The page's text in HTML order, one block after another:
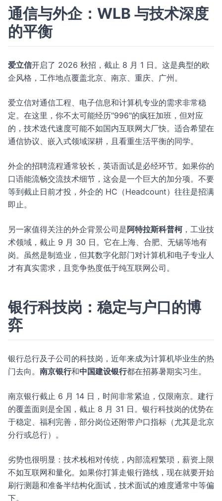
通信与外企：WLB 与技术深度
的平衡
爱立信开启了 2026 秋招，截止 8 月 1 日。这是典型的欧
企风格，工作地点覆盖北京、南京、重庆、广州。
爱立信对通信工程、电子信息和计算机专业的需求非常稳
定。在这里，你不太可能经历"996"的疯狂加班，但对应
的，技术迭代速度可能不如国内互联网大厂快。适合希望在
通信协议、嵌入式领域深耕，且看重生活平衡的同学。
外企的招聘流程通常较长，英语面试是必经环节。如果你的
口语能流畅交流技术细节，这会是一个巨大的加分项。不要
等到截止日前才投，外企的 HC（Headcount）往往是招满
即止。
另一家值得关注的外企背景公司是阿特拉斯科普柯，工业技
术领域，截止 9 月 30 日。它在上海、合肥、无锡等地有
岗。虽然是制造业，但其数字化部门对计算机和电子专业人
才有真实需求，且竞争热度低于纯互联网公司。
银行科技岗：稳定与户口的博
弈
银行总行及子公司的科技岗，近年来成为计算机毕业生的热
门去向。 南京银行和中国建设银行都在招募暑期实习生。
南京银行截止 6 月 14 日，时间非常紧迫，仅限南京。建行
的覆盖面则是全国，截止 8 月 31 日。银行科技岗的优势在
于稳定、福利完善，部分岗位还附带户口指标（尤其是北京
分行或总行）。
劣势也很明显：技术栈相对传统，内部流程繁琐，薪资上限
不如互联网和量化。如果你打算走银行路线，现在就要开始
刷行测题和准备半结构化面试，技术面试的难度通常中等偏
下。